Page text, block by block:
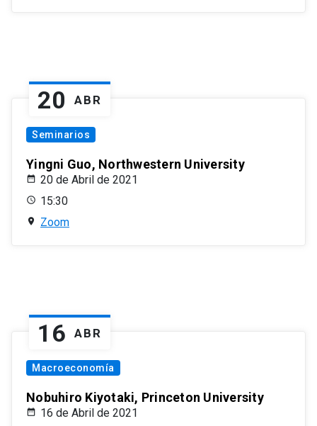
20 ABR
Seminarios
Yingni Guo, Northwestern University
20 de Abril de 2021
15:30
Zoom
16 ABR
Macroeconomía
Nobuhiro Kiyotaki, Princeton University
16 de Abril de 2021